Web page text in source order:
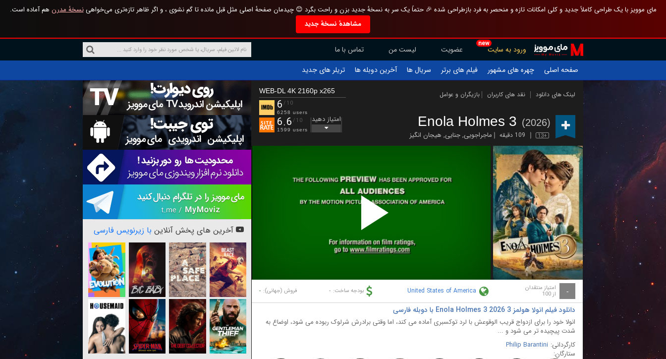
مای موویز با یک طراحی کاملاً جدید و کلی امکانات تازه و منحصر به فرد بازطراحی شده 🎉 حتماً یک سر به نسخهٔ جدید بزن و راحت بگرد 😊 چیدمان صفحهٔ اصلی مثل قبل مانده تا گم نشوی ، و اگر ظاهر تازه‌تری می‌خواهینسخهٔ مدرن هم آماده است.
مشاهدهٔ نسخهٔ جدید
new
ورود به سایت عضویت لیست من
تماس با ما
صفحه اصلی
چهره های مشهور فیلم های برتر سریال ها آخرین دوبله ها تریلر های جدید
لینک های دانلود نقد های کاربران بازیگران و عوامل
Enola Holmes 3 (2026)
13+ 109 دقیقه ماجراجویی,جنایی, هیجان انگیز
WEB-DL 4K 2160p x265
6 /10
6258 users
6.6 /10
1599 users
امتیاز دهید
Play
Video
- امتیاز منتقدان
از 100 United States of America بودجه ساخت: - فروش (جهانی): -
دانلود فیلم انولا هولمز 3 Enola Holmes 3 2026 با دوبله فارسی
انولا خود را برای ازدواج قریب الوقوعش با لرد توکسبری آماده می کند، اما وقتی برادرش شرلوک ربوده می شود، اوضاع به
شدت پیچیده تر می شود و ...
کارگردانی: Philip Barantini
ستارگان:
آخرین های پخش آنلاین با زیرنویس فارسی